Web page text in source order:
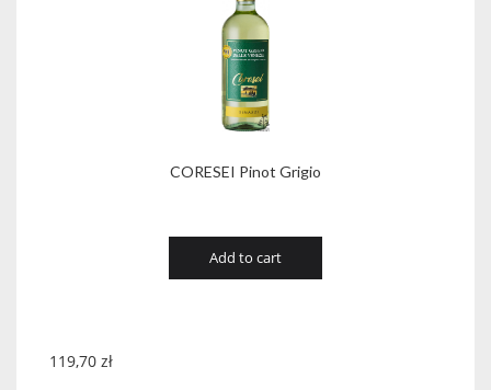
CORESEI Pinot Grigio
Add to cart
119,70 zł